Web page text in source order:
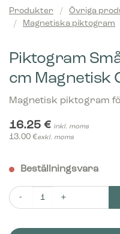
Produkter / Övriga
/
Magnetiska piktogram
Piktogram
cm Magnetisk
Magnetisk piktogram
16.25 € inkl. moms
13.00 €exkl. moms
Beställningsvara
Piktogram Småelektronik